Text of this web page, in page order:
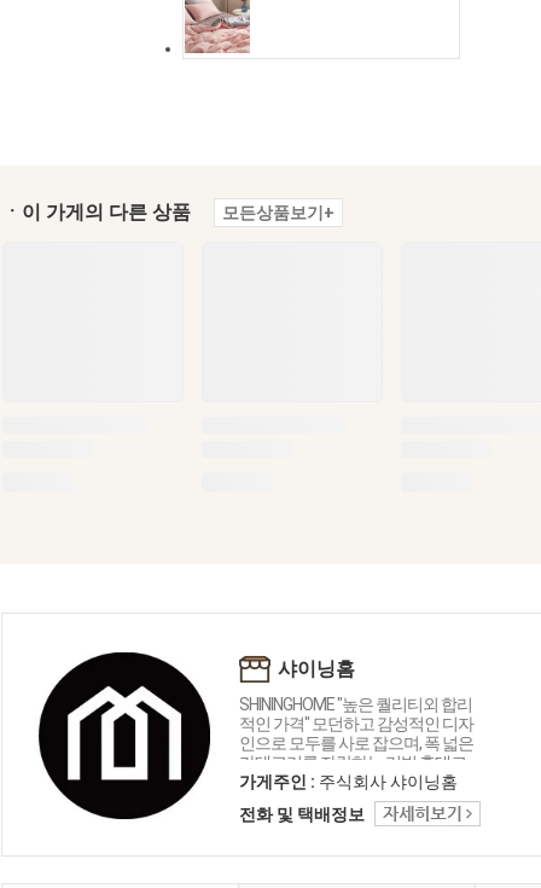
ㆍ이 가게의 다른 상품 모든상품보기+
샤이닝홈
SHININGHOME "높은 퀄리티외 합리
적인 가격" 모던하고 감성적인 디자
인으로 모두를 사로 잡으며, 폭 넓은
카테고리를 자랑하는 리빙 홈데코
인테리어 샤이닝홈입니다.
가게주인 : 주식회사 샤이닝홈
전화 및 택배정보